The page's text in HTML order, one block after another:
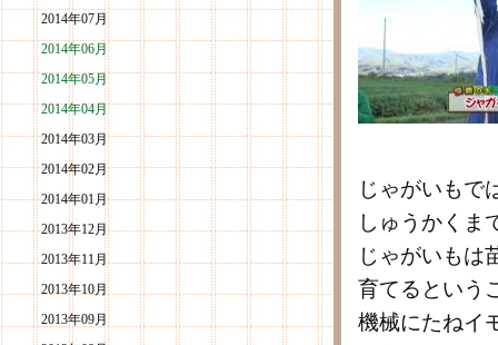
2014年07月
2014年06月
2014年05月
2014年04月
2014年03月
2014年02月
2014年01月
2013年12月
2013年11月
2013年10月
2013年09月
じゃがいもで
しゅうかくま
じゃがいもは
育てるという
機械にたねイ